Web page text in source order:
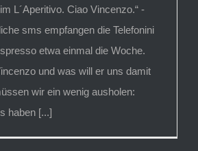
L´Aperitivo. Ciao Vincenzo.“ -
sms empfangen die Telefonini
etwa einmal die Woche.
und was will er uns damit
wir ein wenig ausholen:
haben [...]